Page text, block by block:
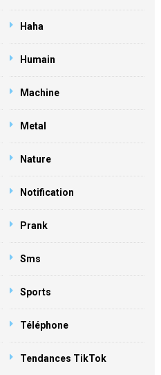
Haha
Humain
Machine
Metal
Nature
Notification
Prank
Sms
Sports
Téléphone
Tendances TikTok